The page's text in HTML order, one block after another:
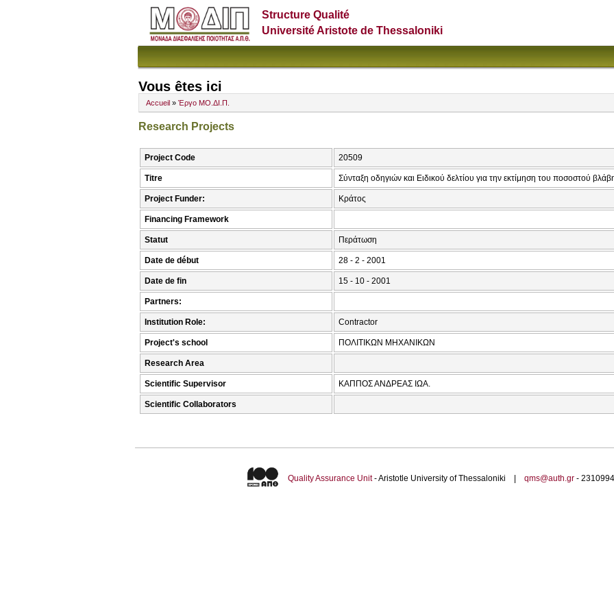
Structure Qualité
Université Aristote de Thessaloniki
Vous êtes ici
Accueil » Έργο ΜΟ.ΔΙ.Π.
Research Projects
Project Code 20509
Titre Σύνταξη οδηγιών και Ειδικού δελτίου για την εκτίμηση του ποσοστού
Project Funder: Κράτος
Financing Framework
Statut Περάτωση
Date de début 28 - 2 - 2001
Date de fin 15 - 10 - 2001
Partners:
Institution Role: Contractor
Project's school ΠΟΛΙΤΙΚΩΝ ΜΗΧΑΝΙΚΩΝ
Research Area
Scientific Supervisor ΚΑΠΠΟΣ ΑΝΔΡΕΑΣ ΙΩΑ.
Scientific Collaborators
Quality Assurance Unit- Aristotle University of Thessaloniki | qms@auth.gr-